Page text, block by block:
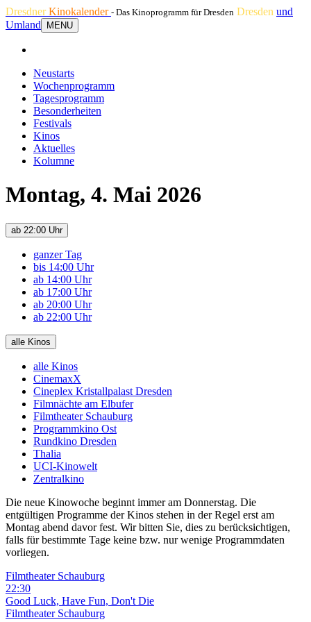
DresdnerKinokalender - Das Kinoprogramm für Dresden Dresden und
Umland
MENU
Neustarts
Wochenprogramm
Tagesprogramm
Besonderheiten
Festivals
Kinos
Aktuelles
Kolumne
Montag, 4. Mai 2026
ab 22:00 Uhr
ganzer Tag
bis 14:00 Uhr
ab 14:00 Uhr
ab 17:00 Uhr
ab 20:00 Uhr
ab 22:00 Uhr
alle Kinos
alle Kinos
CinemaxX
Cineplex Kristallpalast Dresden
Filmnächte am Elbufer
Filmtheater Schauburg
Programmkino Ost
Rundkino Dresden
Thalia
UCI-Kinowelt
Zentralkino
Die neue Kinowoche beginnt immer am Donnerstag. Die
entgültigen Programme der Kinos stehen in der Regel erst am
Montag abend davor fest. Wir bitten Sie, dies zu berücksichtigen,
falls für bestimmte Tage keine bzw. nur wenige Programmdaten
vorliegen.
Filmtheater Schauburg
22:30
Good Luck, Have Fun, Don't Die
Filmtheater Schauburg